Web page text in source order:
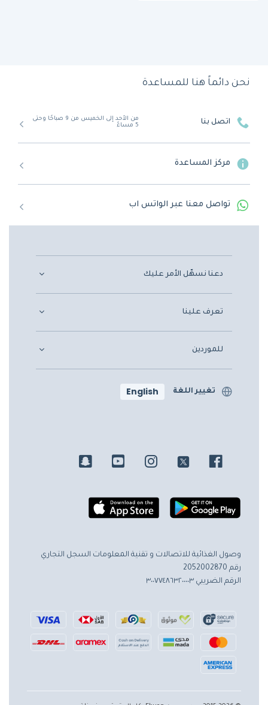
نحن دائماً هنا للمساعدة
اتصل بنا
من الأحد إلى الخميس من 9 صباحًا وحتى
5 مساءً
مركز المساعدة
تواصل معنا عبر الواتس اب
دعنا نسهّل الأمر عليك
تعرف علينا
للموردين
تغيير اللغة English
وصول الغذائية للاتصالات و تقنية المعلومات السجل التجاري
رقم 2052002870
الرقم الضريبي ٣٠٠٧٧٤٨٦٣٢٠٠٠٠٣